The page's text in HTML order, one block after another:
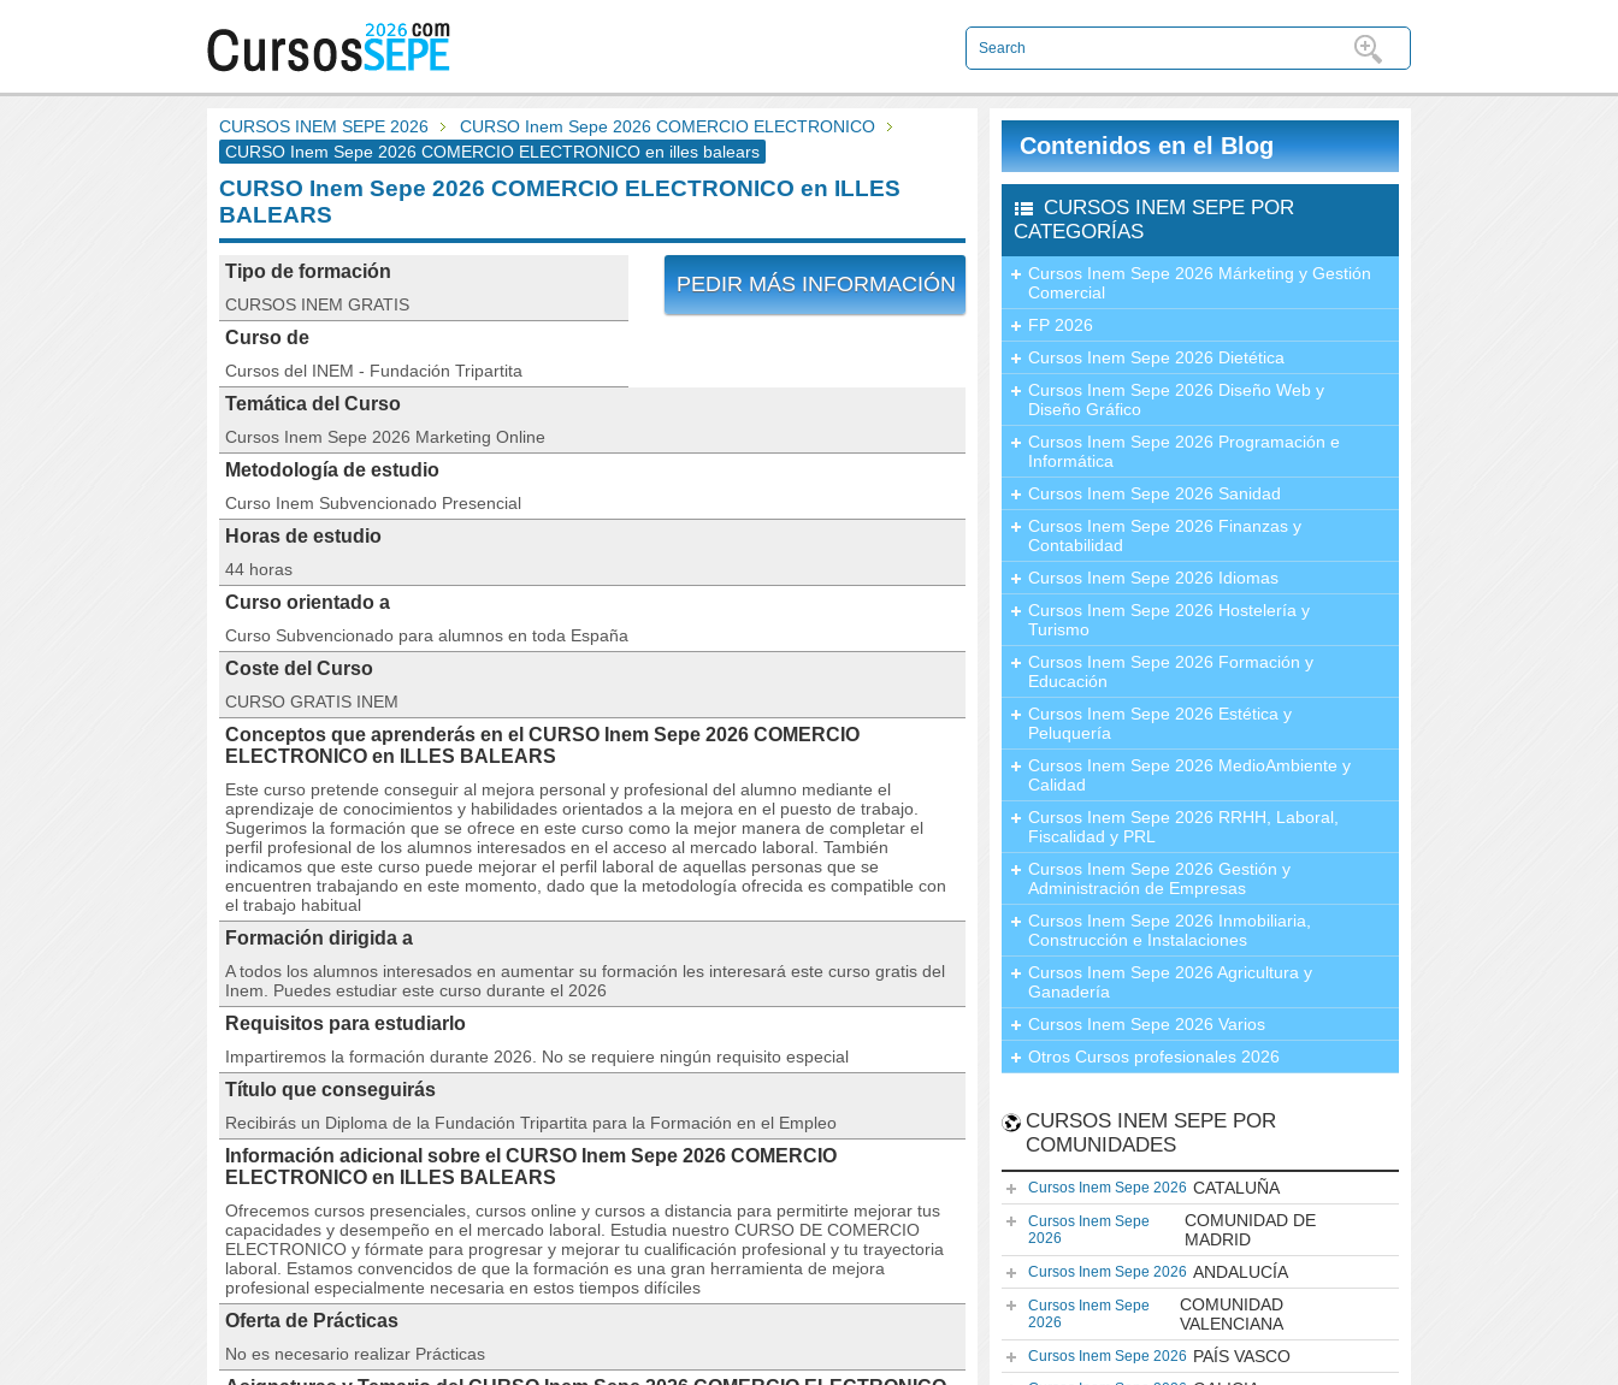
CURSOS INEM SEPE 2026
CURSO Inem Sepe 2026 COMERCIO ELECTRONICO
CURSO Inem Sepe 2026 COMERCIO ELECTRONICO en illes balears
CURSO Inem Sepe 2026 COMERCIO ELECTRONICO en ILLES
BALEARS
PEDIR MÁS INFORMACIÓN
Tipo de formación
CURSOS INEM GRATIS
Curso de
Cursos del INEM - Fundación Tripartita
Temática del Curso
Cursos Inem Sepe 2026 Marketing Online
Metodología de estudio
Curso Inem Subvencionado Presencial
Horas de estudio
44 horas
Curso orientado a
Curso Subvencionado para alumnos en toda España
Coste del Curso
CURSO GRATIS INEM
Conceptos que aprenderás en el CURSO Inem Sepe 2026 COMERCIO
ELECTRONICO en ILLES BALEARS
Este curso pretende conseguir al mejora personal y profesional del alumno mediante el
aprendizaje de conocimientos y habilidades orientados a la mejora en el puesto de trabajo.
Sugerimos la formación que se ofrece en este curso como la mejor manera de completar el
perfil profesional de los alumnos interesados en el acceso al mercado laboral. También
indicamos que este curso puede mejorar el perfil laboral de aquellas personas que se
encuentren trabajando en este momento, dado que la metodología ofrecida es compatible con
el trabajo habitual
Formación dirigida a
A todos los alumnos interesados en aumentar su formación les interesará este curso gratis del
Inem. Puedes estudiar este curso durante el 2026
Requisitos para estudiarlo
Impartiremos la formación durante 2026. No se requiere ningún requisito especial
Título que conseguirás
Recibirás un Diploma de la Fundación Tripartita para la Formación en el Empleo
Información adicional sobre el CURSO Inem Sepe 2026 COMERCIO
ELECTRONICO en ILLES BALEARS
Ofrecemos cursos presenciales, cursos online y cursos a distancia para permitirte mejorar tus
capacidades y desempeño en el mercado laboral. Estudia nuestro CURSO DE COMERCIO
ELECTRONICO y fórmate para progresar y mejorar tu cualificación profesional y tu trayectoria
laboral. Estamos convencidos de que la formación es una gran herramienta de mejora
profesional especialmente necesaria en estos tiempos difíciles
Oferta de Prácticas
No es necesario realizar Prácticas
Contenidos en el Blog
CURSOS INEM SEPE POR
CATEGORÍAS
Cursos Inem Sepe 2026 Márketing y Gestión
Comercial
FP 2026
Cursos Inem Sepe 2026 Dietética
Cursos Inem Sepe 2026 Diseño Web y
Diseño Gráfico
Cursos Inem Sepe 2026 Programación e
Informática
Cursos Inem Sepe 2026 Sanidad
Cursos Inem Sepe 2026 Finanzas y
Contabilidad
Cursos Inem Sepe 2026 Idiomas
Cursos Inem Sepe 2026 Hostelería y
Turismo
Cursos Inem Sepe 2026 Formación y
Educación
Cursos Inem Sepe 2026 Estética y
Peluquería
Cursos Inem Sepe 2026 MedioAmbiente y
Calidad
Cursos Inem Sepe 2026 RRHH, Laboral,
Fiscalidad y PRL
Cursos Inem Sepe 2026 Gestión y
Administración de Empresas
Cursos Inem Sepe 2026 Inmobiliaria,
Construcción e Instalaciones
Cursos Inem Sepe 2026 Agricultura y
Ganadería
Cursos Inem Sepe 2026 Varios
Otros Cursos profesionales 2026
CURSOS INEM SEPE POR
COMUNIDADES
Cursos Inem Sepe 2026 CATALUÑA
Cursos Inem Sepe
2026
COMUNIDAD DE
MADRID
Cursos Inem Sepe 2026 ANDALUCÍA
Cursos Inem Sepe
2026
COMUNIDAD
VALENCIANA
Cursos Inem Sepe 2026 PAÍS VASCO